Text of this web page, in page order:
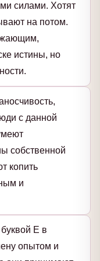
силами. Хотят
на потом.
истины, но
с данной
собственной
копить
и
Е в
опытом и